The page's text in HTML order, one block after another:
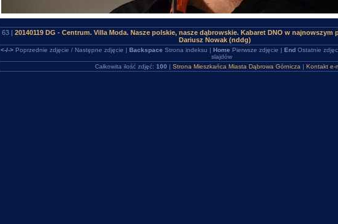
63 | 20140119 DG - Centrum. Villa Moda. Nasze polskie, nasze dąbrowskie. Kabaret DNO w najnowszym
Dariusz Nowak (nddg)
<-/->Poprzednie zdjęcie / Następne zdjęcie | Backspace Strona indeksu | Home Pierwsze zdjęcie | EndOstatnie
slajdów
Całkowita ilość zdjęć: 100 | Strona Mieszkańca Miasta Dąbrowa Górnicza | Kontakt e-